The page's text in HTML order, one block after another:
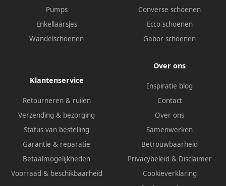
Pumps
Enkellaarsjes
Wandelschoenen
Converse schoenen
Ecco schoenen
Gabor schoenen
Klantenservice
Retourneren & ruilen
Verzending & bezorging
Status van bestelling
Garantie & reparatie
Betaalmogelijkheden
Voorraad & beschikbaarheid
Over ons
Inspiratie blog
Contact
Over ons
Samenwerken
Betrouwbaarheid
Privacybeleid & Disclaimer
Cookieverklaring